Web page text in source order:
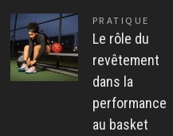
PRATIQUE
Le rôle du
revêtement
dans la
performance
au basket